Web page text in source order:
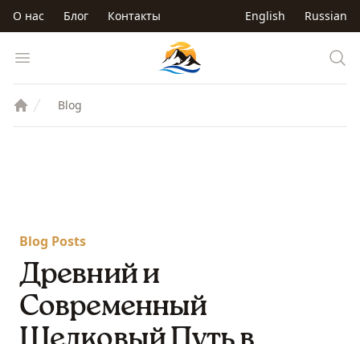
Перейти к основному содержанию
О нас Блог Контакты English Russian
Open menu Trip to Kyrgyzstan
Blog
Blog Posts
Древний и
Современный